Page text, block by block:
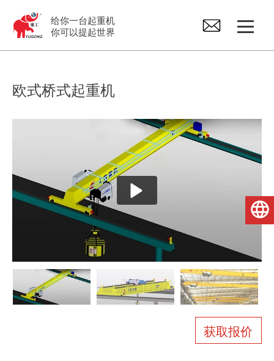
给你一台起重机
你可以提起世界
电动葫芦
起重机配件
关于我们
新闻
欧式桥式起重机
获取报价
简体中文